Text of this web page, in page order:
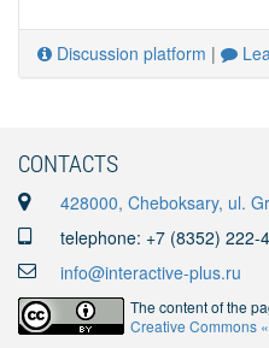
Discussion platform |
CONTACTS
428000, Cheboksary, ul.
telephone: +7 (8352) 222-
info@interactive-plus.ru
The content of the
Creative Commons